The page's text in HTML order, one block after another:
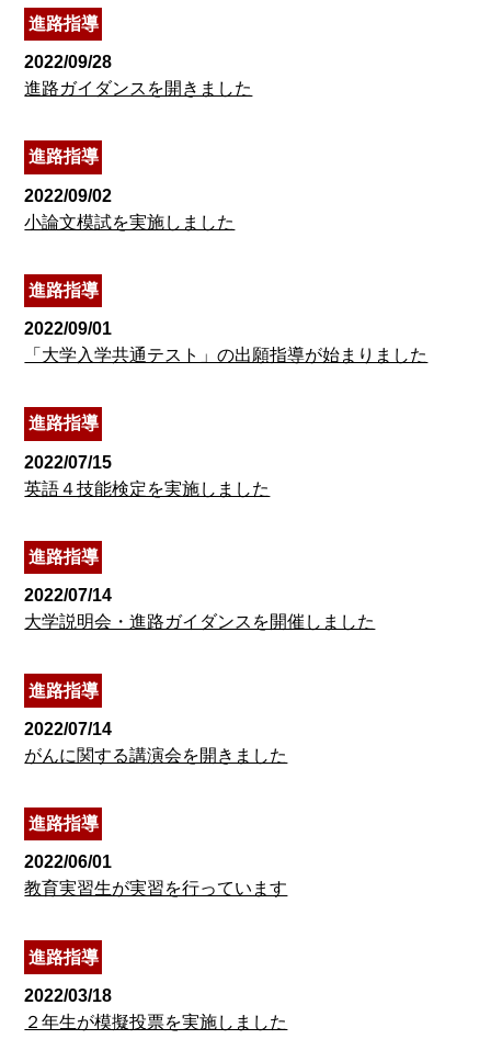
進路指導
2022/09/28
進路ガイダンスを開きました
進路指導
2022/09/02
小論文模試を実施しました
進路指導
2022/09/01
「大学入学共通テスト」の出願指導が始まりました
進路指導
2022/07/15
英語４技能検定を実施しました
進路指導
2022/07/14
大学説明会・進路ガイダンスを開催しました
進路指導
2022/07/14
がんに関する講演会を開きました
進路指導
2022/06/01
教育実習生が実習を行っています
進路指導
2022/03/18
２年生が模擬投票を実施しました